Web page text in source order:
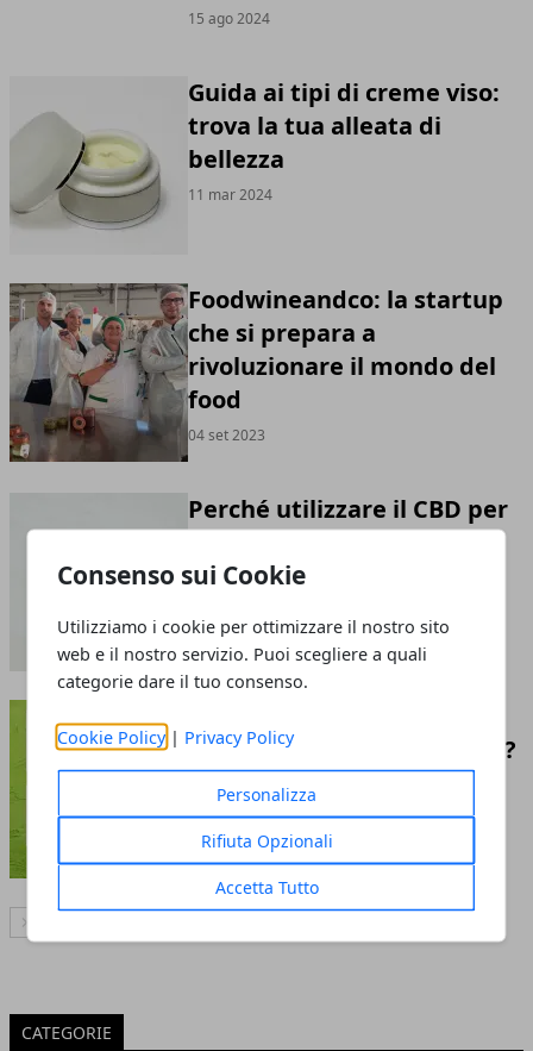
Consenso sui Cookie
Utilizziamo i cookie per ottimizzare il nostro sito
web e il nostro servizio. Puoi scegliere a quali
categorie dare il tuo consenso.
Cookie Policy | Privacy Policy
Personalizza
Rifiuta Opzionali
Accetta Tutto
15 ago 2024
Guida ai tipi di creme viso:
trova la tua alleata di
bellezza
11 mar 2024
Foodwineandco: la startup
che si prepara a
rivoluzionare il mondo del
food
04 set 2023
Perché utilizzare il CBD per
31 ago 2023
annuale, conviene davvero?
16 ago 2023
Articolo Successivo
CATEGORIE